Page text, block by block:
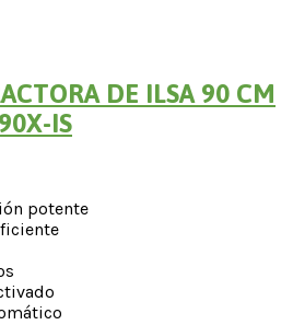
DE ILSA 90 CM
IS
potente